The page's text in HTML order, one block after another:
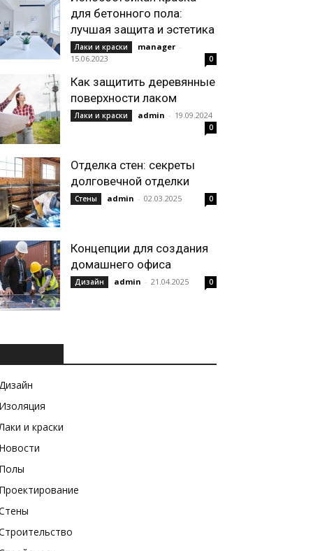
для бетонного пола:
лучшая защита и эстетика
Лаки и краски manager -
15.06.2023
0
Как защитить деревянные
поверхности лаком
Лаки и краски admin - 19.09.2024
0
Отделка стен: секреты
долговечной отделки
Стены admin - 02.03.2025 0
Концепции для создания
домашнего офиса
Дизайн admin - 21.04.2025 0
Изоляция
и краски
Новости
Полы
Проектирование